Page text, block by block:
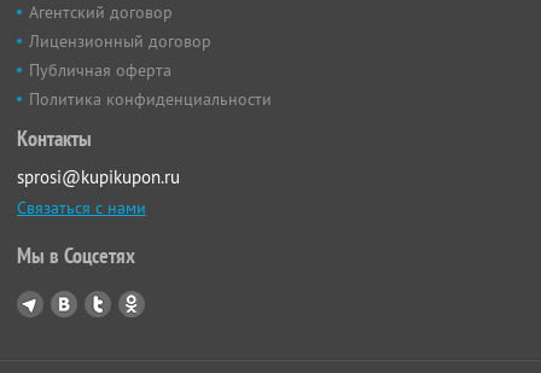
Агентский договор
Лицензионный договор
Публичная оферта
Политика конфиденциальности
Контакты
sprosi@kupikupon.ru
Связаться с нами
Мы в Соцсетях